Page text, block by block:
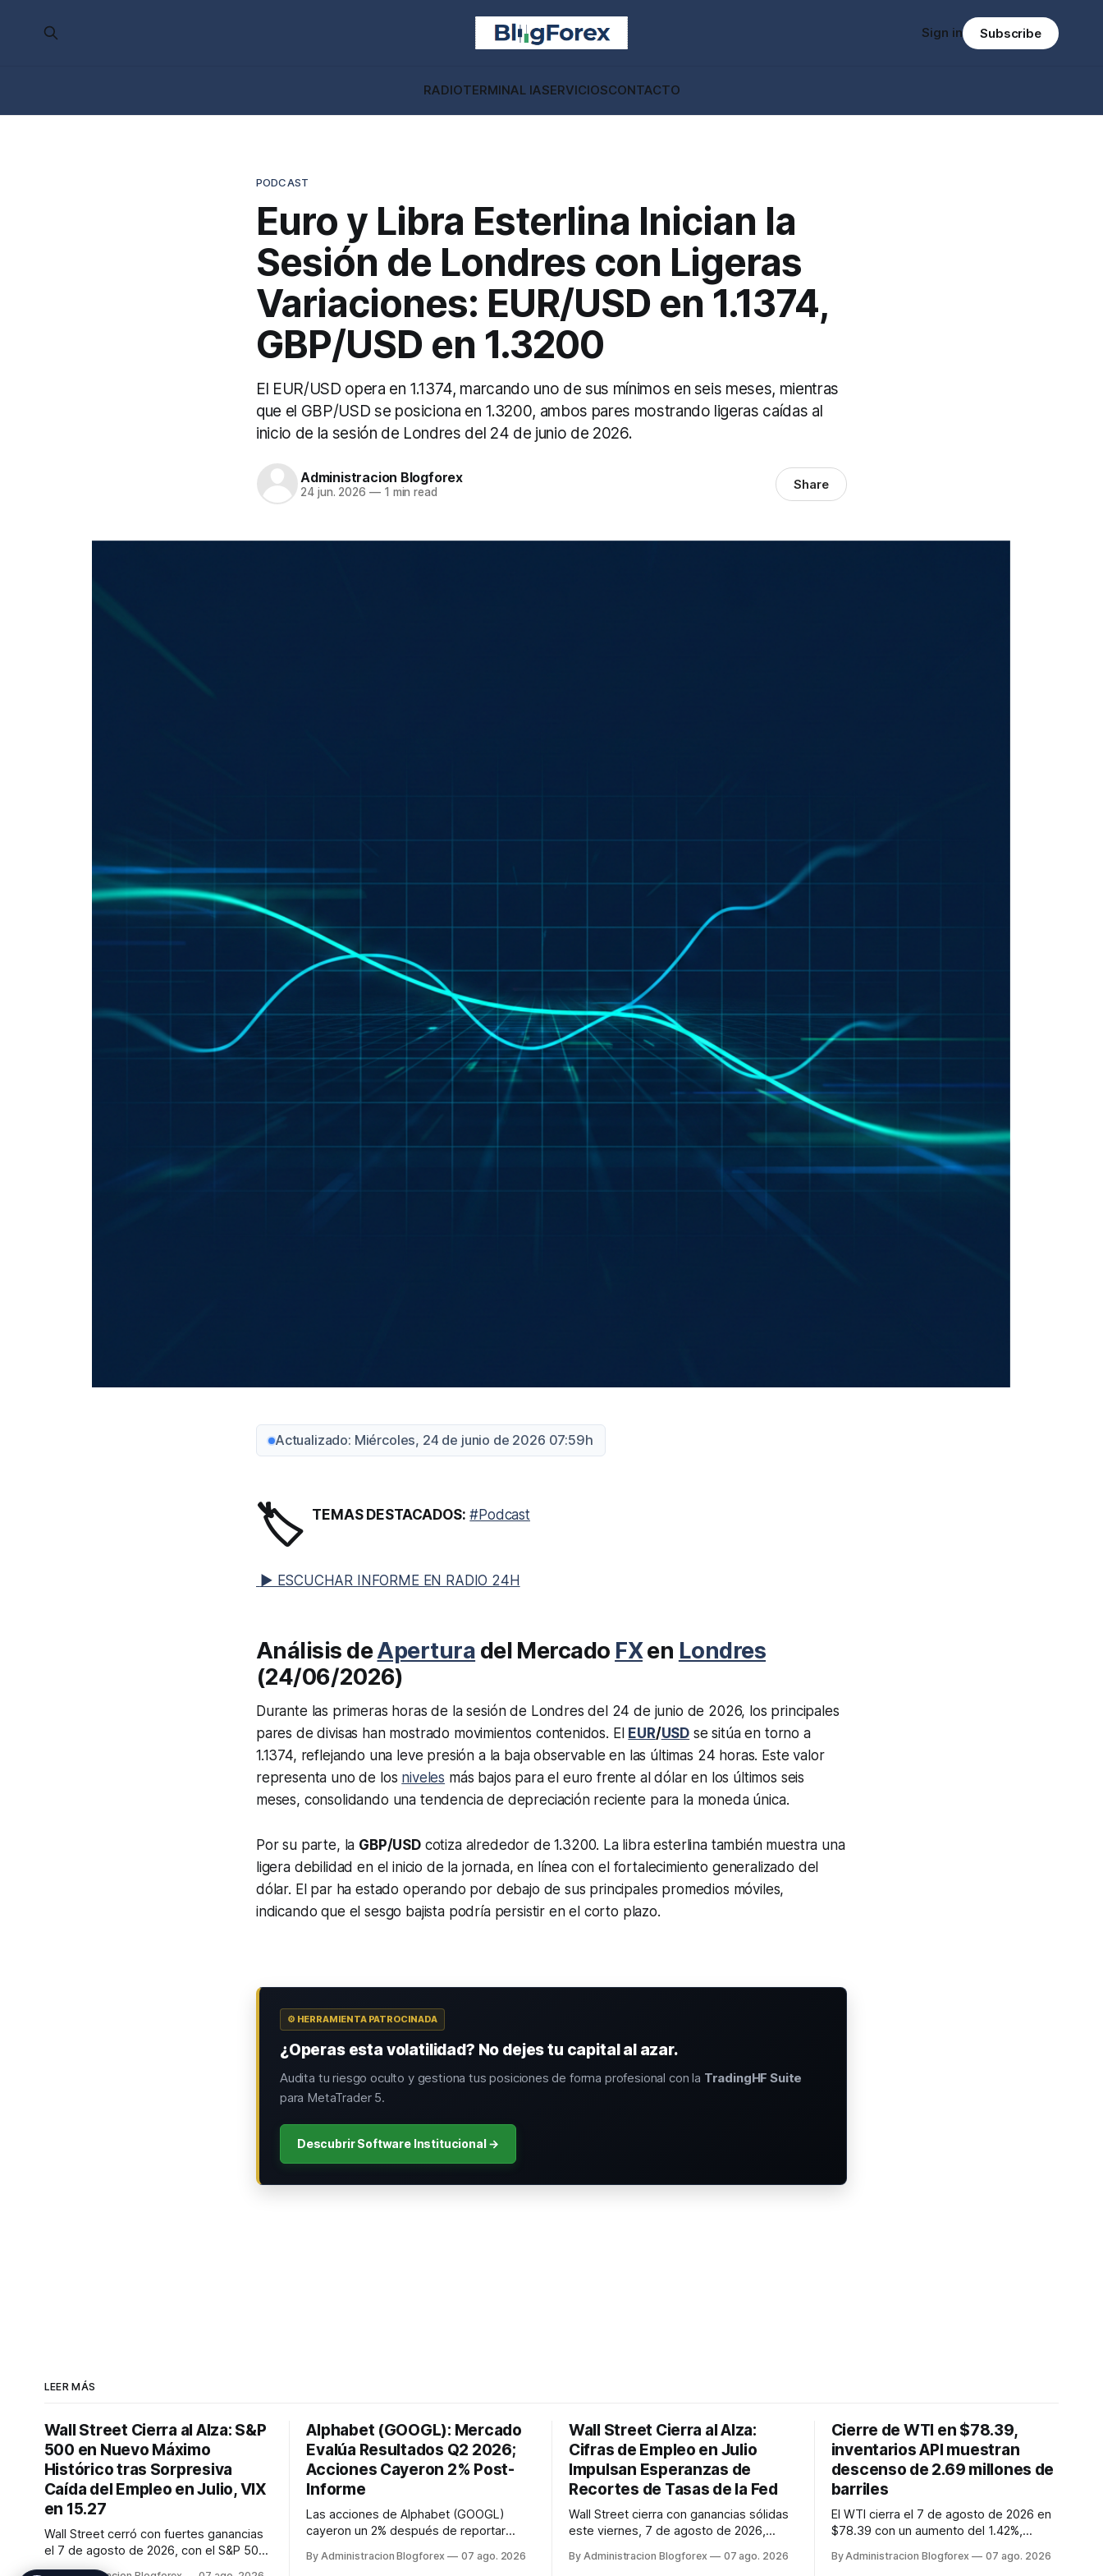
RADIOTERMINAL IASERVICIOSCONTACTO
Sign in Subscribe
PODCAST
Euro y Libra Esterlina Inician la
Sesión de Londres con Ligeras
Variaciones: EUR/USD en 1.1374,
GBP/USD en 1.3200
El EUR/USD opera en 1.1374, marcando uno de sus mínimos en seis meses, mientras
que el GBP/USD se posiciona en 1.3200, ambos pares mostrando ligeras caídas al
inicio de la sesión de Londres del 24 de junio de 2026.
Administracion Blogforex
24 jun. 2026 —1 min read Share
Actualizado: Miércoles, 24 de junio de 2026 07:59h
🏷️ TEMAS DESTACADOS: #Podcast
▶ ESCUCHAR INFORME EN RADIO 24H
Análisis deApertura del Mercado FXen Londres
(24/06/2026)
Durante las primeras horas de la sesión de Londres del 24 de junio de 2026, los principales
pares de divisas han mostrado movimientos contenidos. El EUR/USD se sitúa en torno a
1.1374, reflejando una leve presión a la baja observable en las últimas 24 horas. Este valor
representa uno de los niveles más bajos para el euro frente al dólar en los últimos seis
meses, consolidando una tendencia de depreciación reciente para la moneda única.
Por su parte, la GBP/USDcotiza alrededor de 1.3200. La libra esterlina también muestra una
ligera debilidad en el inicio de la jornada, en línea con el fortalecimiento generalizado del
dólar. El par ha estado operando por debajo de sus principales promedios móviles,
indicando que el sesgo bajista podría persistir en el corto plazo.
⚙️ HERRAMIENTA PATROCINADA
¿Operas esta volatilidad? No dejes tu capital al azar.
Audita tu riesgo oculto y gestiona tus posiciones de forma profesional con la TradingHF Suite
para MetaTrader 5.
Descubrir Software Institucional →
LEER MÁS
Wall Street Cierra al Alza: S&P
500 en Nuevo Máximo
Histórico tras Sorpresiva
Caída del Empleo en Julio, VIX
en 15.27
Wall Street cerró con fuertes ganancias
el 7 de agosto de 2026, con el S&P 500
alcanzando un nuevo récord histórico de
Alphabet (GOOGL): Mercado
Evalúa Resultados Q2 2026;
Acciones Cayeron 2% Post-
Informe
Las acciones de Alphabet (GOOGL)
cayeron un 2% después de reportar
2026, a pesar de superar las
By Administracion Blogforex 07 ago. 2026
Wall Street Cierra al Alza:
Cifras de Empleo en Julio
Impulsan Esperanzas de
Recortes de Tasas de la Fed
Wall Street cierra con ganancias sólidas
este viernes, 7 de agosto de 2026,
julio que mostró una pérdida inesperada
By Administracion Blogforex 07 ago. 2026
Cierre de WTI en $78.39,
inventarios API muestran
descenso de 2.69 millones de
barriles
El WTI cierra el 7 de agosto de 2026 en
$78.39 con un aumento del 1.42%,
caen en 2.69 millones de barriles,
By Administracion Blogforex 07 ago. 2026